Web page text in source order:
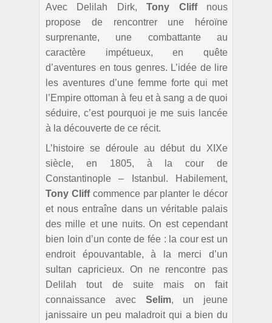
Avec Delilah Dirk,Tony Cliffnous
propose de rencontrer une héroïne
surprenante, une combattante au
caractère impétueux, en quête
d’aventures en tous genres. L’idée de lire
les aventures d’une femme forte qui met
l’Empire ottoman à feu et à sang a de quoi
séduire, c’est pourquoi je me suis lancée
à la découverte de ce récit.
L’histoire se déroule au début du XIXe
siècle, en 1805, à la cour de
Constantinople – Istanbul. Habilement,
Tony Cliffcommence par planter le décor
et nous entraîne dans un véritable palais
des mille et une nuits. On est cependant
bien loin d’un conte de fée : la cour est un
endroit épouvantable, à la merci d’un
sultan capricieux. On ne rencontre pas
Delilah tout de suite mais on fait
connaissance avec Selim, un jeune
janissaire un peu maladroit qui a bien du